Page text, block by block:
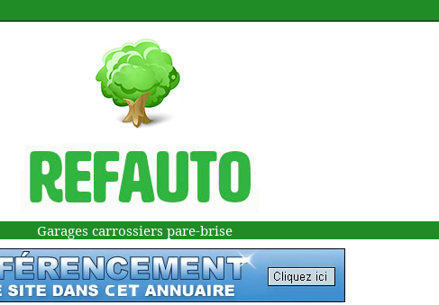
Garages carrossiers pare-brise